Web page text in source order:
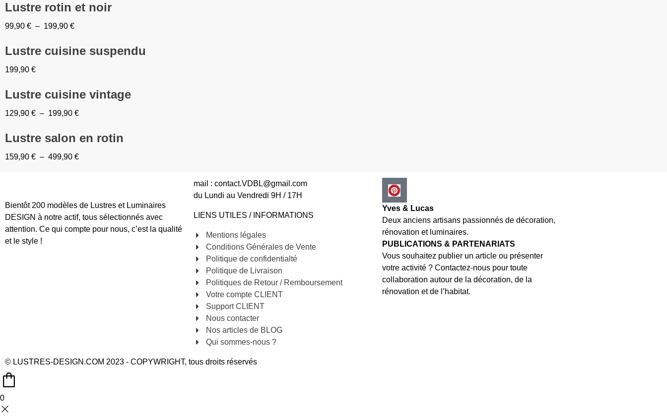
Lustre rotin et noir
99,90 € – 199,90 €
Lustre cuisine suspendu
199,90 €
Lustre cuisine vintage
129,90 € – 199,90 €
Lustre salon en rotin
159,90 € – 499,90 €
Bientôt 200 modèles de Lustres et Luminaires
DESIGN à notre actif, tous sélectionnés avec
attention. Ce qui compte pour nous, c’est la qualité
et le style !
mail : contact.VDBL@gmail.com
du Lundi au Vendredi 9H / 17H
LIENS UTILES / INFORMATIONS
Mentions légales
Conditions Générales de Vente
Politique de confidentialté
Politique de Livraison
Politiques de Retour / Remboursement
Votre compte CLIENT
Support CLIENT
Nous contacter
Nos articles de BLOG
Qui sommes-nous ?
Yves & Lucas
Deux anciens artisans passionnés de décoration,
rénovation et luminaires.
PUBLICATIONS & PARTENARIATS
Vous souhaitez publier un article ou présenter
votre activité ? Contactez-nous pour toute
collaboration autour de la décoration, de la
rénovation et de l’habitat.
© LUSTRES-DESIGN.COM 2023 - COPYWRIGHT, tous droits réservés
0